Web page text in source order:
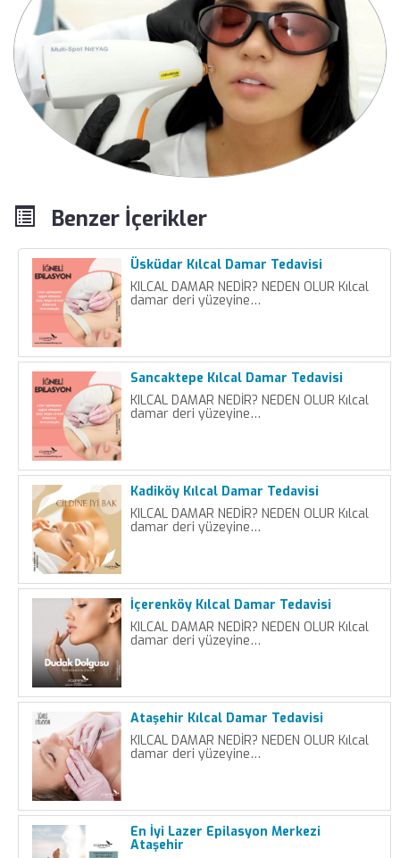
Benzer İçerikler
Üsküdar Kılcal Damar Tedavisi
KILCAL DAMAR NEDİR? NEDEN OLUR Kılcal
damar deri yüzeyine…
Sancaktepe Kılcal Damar Tedavisi
KILCAL DAMAR NEDİR? NEDEN OLUR Kılcal
damar deri yüzeyine…
Kadiköy Kılcal Damar Tedavisi
KILCAL DAMAR NEDİR? NEDEN OLUR Kılcal
damar deri yüzeyine…
İçerenköy Kılcal Damar Tedavisi
KILCAL DAMAR NEDİR? NEDEN OLUR Kılcal
damar deri yüzeyine…
Ataşehir Kılcal Damar Tedavisi
KILCAL DAMAR NEDİR? NEDEN OLUR Kılcal
damar deri yüzeyine…
En İyi Lazer Epilasyon Merkezi
Ataşehir